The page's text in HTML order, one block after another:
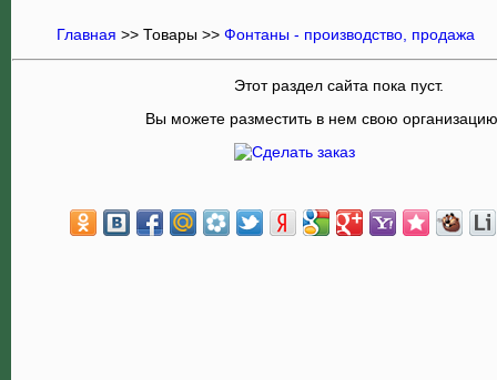
Главная >> Товары >> Фонтаны - производство, продажа
Этот раздел сайта пока пуст.
Вы можете разместить в нем свою организацию